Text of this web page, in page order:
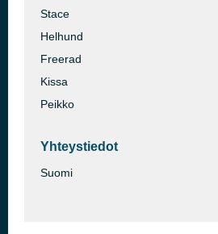
Stace
Helhund
Freerad
Kissa
Peikko
Yhteystiedot
Suomi